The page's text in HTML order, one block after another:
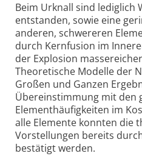
Beim Urknall sind lediglich
entstanden, sowie eine
anderen, schwereren
durch Kernfusion im
der Explosion
Theoretische Modelle der
Großen und Ganzen
Übereinstimmung mit den
Elementhäufigkeiten im
alle Elemente konnten die
Vorstellungen bereits
bestätigt werden.